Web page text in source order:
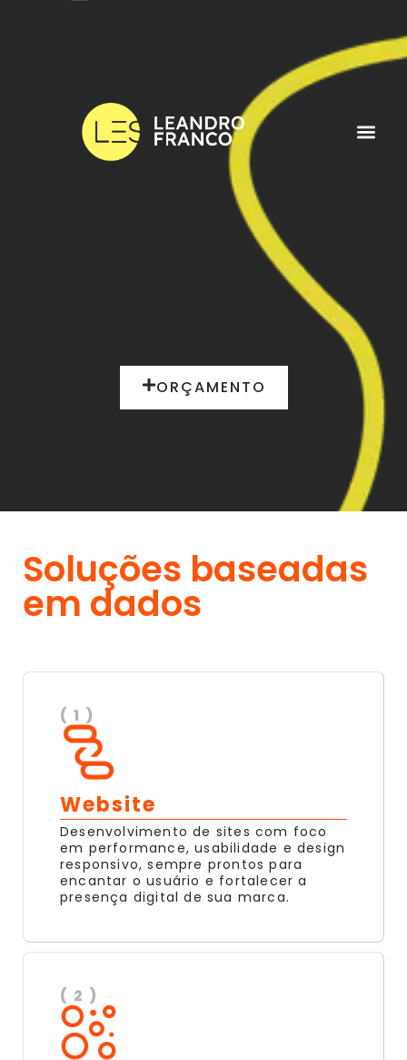
ORÇAMENTO
Soluções baseadas
em dados
( 1 )
Website
Desenvolvimento de sites com foco
em performance, usabilidade e design
responsivo, sempre prontos para
encantar o usuário e fortalecer a
presença digital de sua marca.
( 2 )